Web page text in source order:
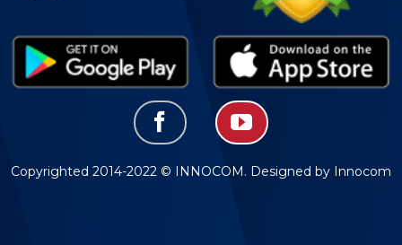
Copyrighted 2014-2022 © INNOCOM. Designed by Innocom